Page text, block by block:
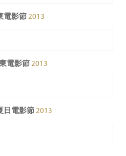
電影節 2013
電影節 2013
日電影節 2013